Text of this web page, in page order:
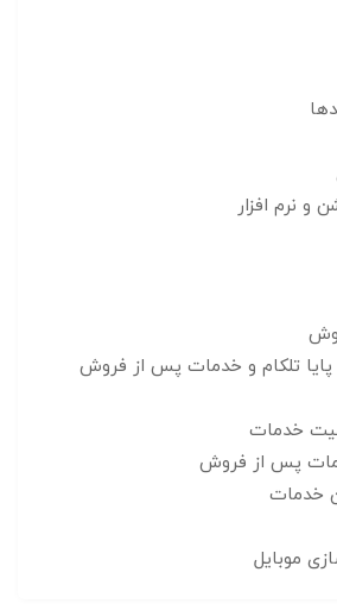
و نرم افزار
پایا تلکام و خدمات پس از فروش
خدمات
پس از فروش
خدمات
موبایل